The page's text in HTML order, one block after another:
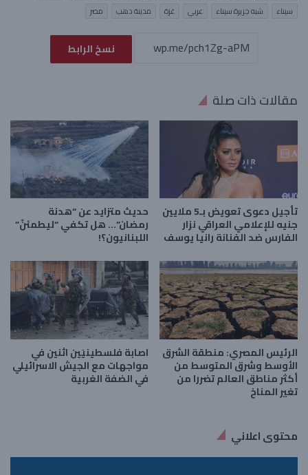
سيناء
شبه جزيرة سيناء عربي غزة مدينة دهب مصر
نسخ الرابط
مقالات ذات صلة
تأجيل دعوى تعويض بـ5 ملايين
جنيه للإعلامي العراقي نزار
الفارس ضد الفنانة رانيا يوسف
حديث متزايد عن “هدنة
رمضان”… هل تكفي “ليطمئنّ”
اللبنانيون؟!
الرئيس المصري: منطقة الشرق
الأوسط وشرق المتوسط من
أكثر مناطق العالم تضررا من
تغير المناخ
اصابة فلسطينيَين اثنين في
مواجهات مع الجيش الاسرائيلي
في الضفة الغربية
محتوى اعلاني